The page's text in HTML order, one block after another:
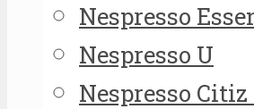
Nespresso
Nespresso U
Nespresso